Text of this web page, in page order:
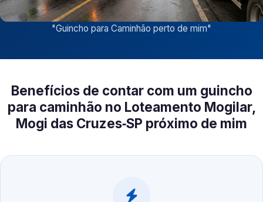
"Guincho para Caminhão perto de mim"
Benefícios de contar com um guincho
para caminhão no Loteamento Mogilar,
Mogi das Cruzes‑SP próximo de mim